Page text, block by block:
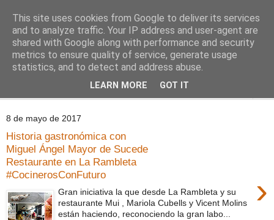
Comoju
La Cocina del Día a Día y el día a día de la Gastronomía
8 de mayo de 2017
Historia gastronómica con
Miguel Ángel Mayor de Sucede
Restaurante en La Rambleta
#CocinerosConFuturo
›
Gran iniciativa la que desde La Rambleta y su
restaurante Mui , Mariola Cubells y Vicent Molins
están haciendo, reconociendo la gran labo...
This site uses cookies from Google to deliver its services
and to analyze traffic. Your IP address and user-agent are
shared with Google along with performance and security
metrics to ensure quality of service, generate usage
statistics, and to detect and address abuse.
LEARN MORE GOT IT